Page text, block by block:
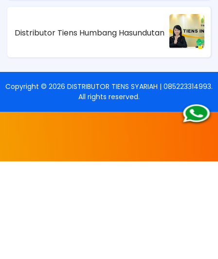
Distributor Tiens Humbang Hasundutan
Copyright © 2026 DISTRIBUTOR TIENS SYARIAH | 085223314993.
All rights reserved.